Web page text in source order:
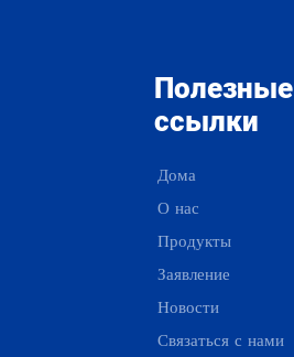
Полезные
ссылки
Дома
О нас
Продукты
Заявление
Новости
Связаться с нами